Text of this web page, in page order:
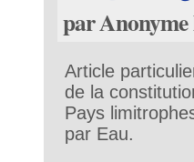
par Anonyme
Article
de la
Pays
par Eau.